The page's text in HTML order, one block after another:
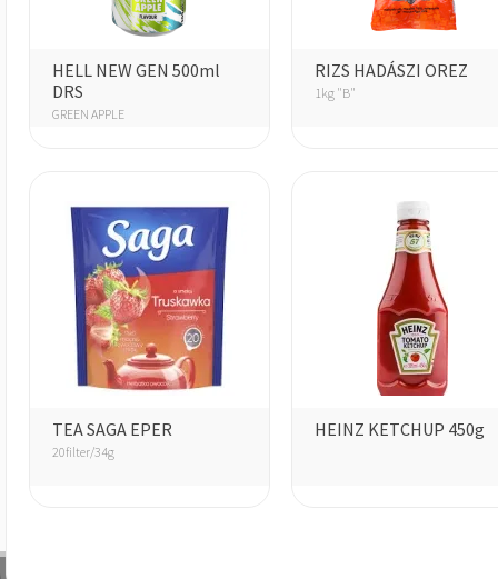
HELL NEW GEN 500ml
DRS
GREEN APPLE
RIZS HADÁSZI OREZ
1kg "B"
TEA SAGA EPER
20filter/34g
HEINZ KETCHUP 450g